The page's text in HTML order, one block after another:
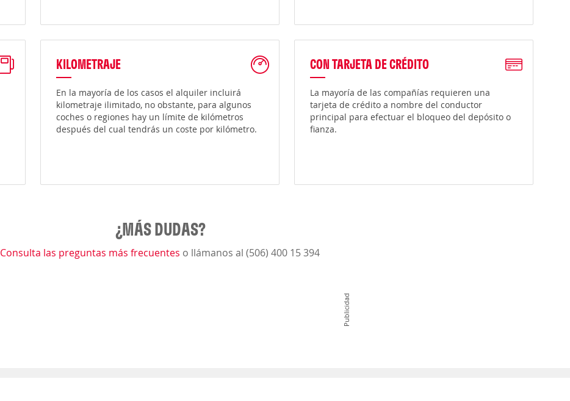
KILOMETRAJE
En la mayoría de los casos el alquiler incluirá
kilometraje ilimitado, no obstante, para algunos
coches o regiones hay un límite de kilómetros
después del cual tendrás un coste por kilómetro.
CON TARJETA DE CRÉDITO
La mayoría de las compañías requieren una
tarjeta de crédito a nombre del conductor
principal para efectuar el bloqueo del depósito o
fianza.
¿MÁS DUDAS?
Consulta las preguntas más frecuentes o llámanos al (506) 400 15 394
Publicidad